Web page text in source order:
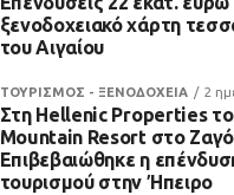
ξενοδοχειακό χάρτη
του Αιγαίου
ΤΟΥΡΙΣΜΟΣ - ΞΕΝΟΔΟΧΕΙΑ 2
Στη Hellenic Properties
Mountain Resort στο
Επιβεβαιώθηκε η
τουρισμού στην Ήπειρο